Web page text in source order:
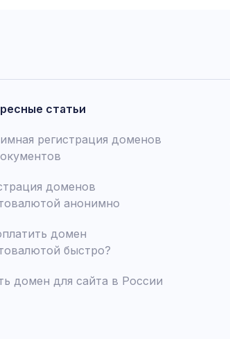
статьи
регистрация доменов
доменов
анонимно
домен
быстро?
домен для сайта в России